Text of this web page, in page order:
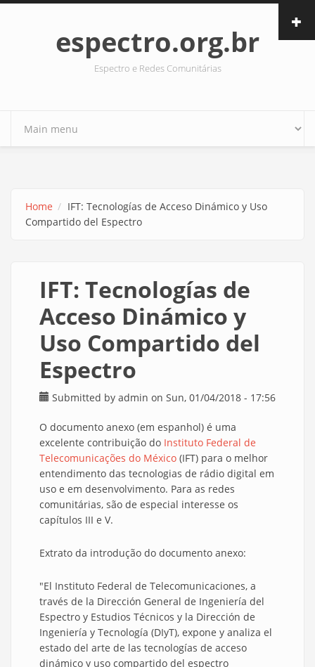
Skip to main content
espectro.org.br
Espectro e Redes Comunitárias
Home
IFT: Tecnologías de Acceso Dinámico y Uso
Compartido del Espectro
IFT: Tecnologías de
Acceso Dinámico y
Uso Compartido del
Espectro
Submitted by admin on Sun, 01/04/2018 - 17:56
O documento anexo (em espanhol) é uma
excelente contribuição do Instituto Federal de
Telecomunicações do México (IFT) para o melhor
entendimento das tecnologias de rádio digital em
uso e em desenvolvimento. Para as redes
comunitárias, são de especial interesse os
capítulos III e V.
Extrato da introdução do documento anexo:
"El Instituto Federal de Telecomunicaciones, a
través de la Dirección General de Ingeniería del
Espectro y Estudios Técnicos y la Dirección de
Ingeniería y Tecnología (DIyT), expone y analiza el
estado del arte de las tecnologías de acceso
dinámico y uso compartido del espectro